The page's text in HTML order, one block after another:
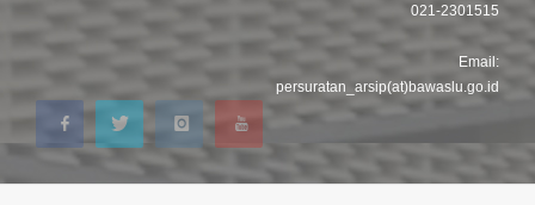
021-2301515
Email:
persuratan_arsip(at)bawaslu.go.id